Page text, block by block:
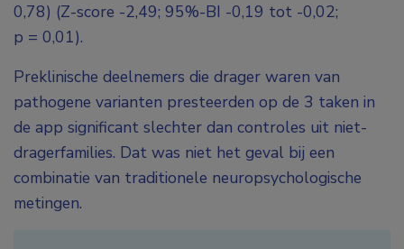
0,78) (Z-score -2,49; 95%-BI -0,19 tot -0,02;
p = 0,01).
Preklinische deelnemers die drager waren van
pathogene varianten presteerden op de 3 taken in
de app significant slechter dan controles uit niet-
dragerfamilies. Dat was niet het geval bij een
combinatie van traditionele neuropsychologische
metingen.